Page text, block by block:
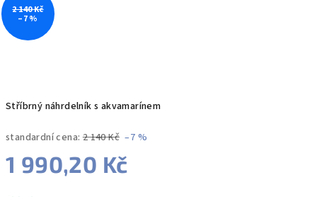
Stříbrný náhrdelník s akvamarínem
standardní cena: 2 140 Kč –7 %
1 990,20 Kč
2 140 Kč
–7 %